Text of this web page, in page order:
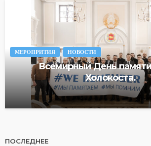
МЕРОПРИТИЯ НОВОСТИ
Всемирный День
Холокоста.
ПОСЛЕДНЕЕ